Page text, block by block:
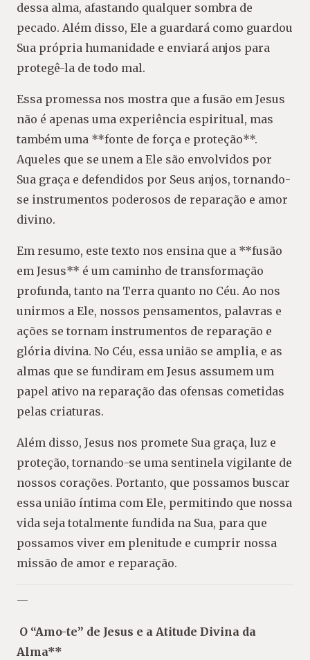
dessa alma, afastando qualquer sombra de
pecado. Além disso, Ele a guardará como guardou
Sua própria humanidade e enviará anjos para
protegê-la de todo mal.
Essa promessa nos mostra que a fusão em Jesus
não é apenas uma experiência espiritual, mas
também uma **fonte de força e proteção**.
Aqueles que se unem a Ele são envolvidos por
Sua graça e defendidos por Seus anjos, tornando-
se instrumentos poderosos de reparação e amor
divino.
Em resumo, este texto nos ensina que a **fusão
em Jesus** é um caminho de transformação
profunda, tanto na Terra quanto no Céu. Ao nos
unirmos a Ele, nossos pensamentos, palavras e
ações se tornam instrumentos de reparação e
glória divina. No Céu, essa união se amplia, e as
almas que se fundiram em Jesus assumem um
papel ativo na reparação das ofensas cometidas
pelas criaturas.
Além disso, Jesus nos promete Sua graça, luz e
proteção, tornando-se uma sentinela vigilante de
nossos corações. Portanto, que possamos buscar
essa união íntima com Ele, permitindo que nossa
vida seja totalmente fundida na Sua, para que
possamos viver em plenitude e cumprir nossa
missão de amor e reparação.
—
O “Amo-te” de Jesus e a Atitude Divina da
Alma**